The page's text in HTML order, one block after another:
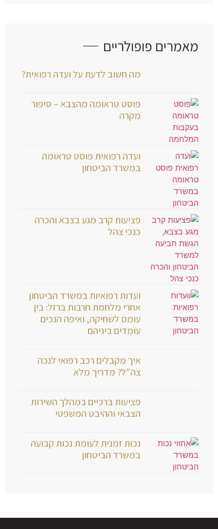
מאמרים פופולריים
מה חשוב לדעת על ועדה רפואית?
פוסט טראומה מהצבא – סיפור
מקרה
ועדה רפואית פוסט טראומה
במשרד הביטחון
פציעות קרב מגע בצבא והכרה
כנכי צהל
ועדות רפואיות במשרד הביטחון
אחרי מלחמת חרבות ברזל: בין
עומס לשחיקה, ואיפה הנכים
עומדים ביניהם
איך מקבלים רכב רפואי לנכה
צה"ל? מדריך מלא
פציעות ברכיים במהלך השירות
הצבאי וההיבט המשפטי
נכות זמנית לעומת נכות קבועה
במשרד הביטחון